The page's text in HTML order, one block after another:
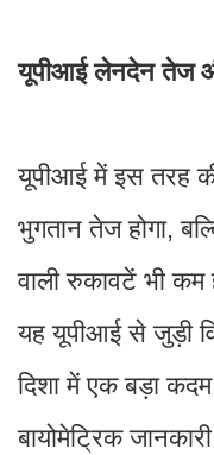
यूपीआई लेनदेन तेज
यूपीआई में इस तरह
भुगतान तेज होगा,
वाली रुकावटें भी कम
यह यूपीआई से जुड़ी
दिशा में एक बड़ा
बायोमेट्रिक